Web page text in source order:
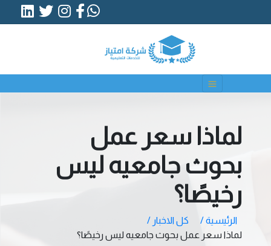
لماذا سعر عمل
بحوث جامعيه ليس
رخيصًا؟
الرئيسية /
كل الاخبار /
لماذا سعر عمل بحوث جامعيه ليس رخيصًا؟